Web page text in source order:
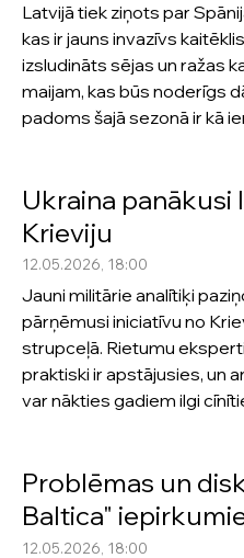
Latvijā tiek ziņots par
kas ir jauns invazīvs
izsludināts sējas un ražas
maijam, kas būs noderīgs
padoms šajā sezonā ir kā
Ukraina
Krieviju
12.05.2026, 18:00
Jauni militārie analītiķi
pārņēmusi iniciatīvu no
strupceļā. Rietumu
praktiski ir apstājusies, un
var nākties gadiem ilgi
Problēmas un
Baltica"
12.05.2026, 18:00